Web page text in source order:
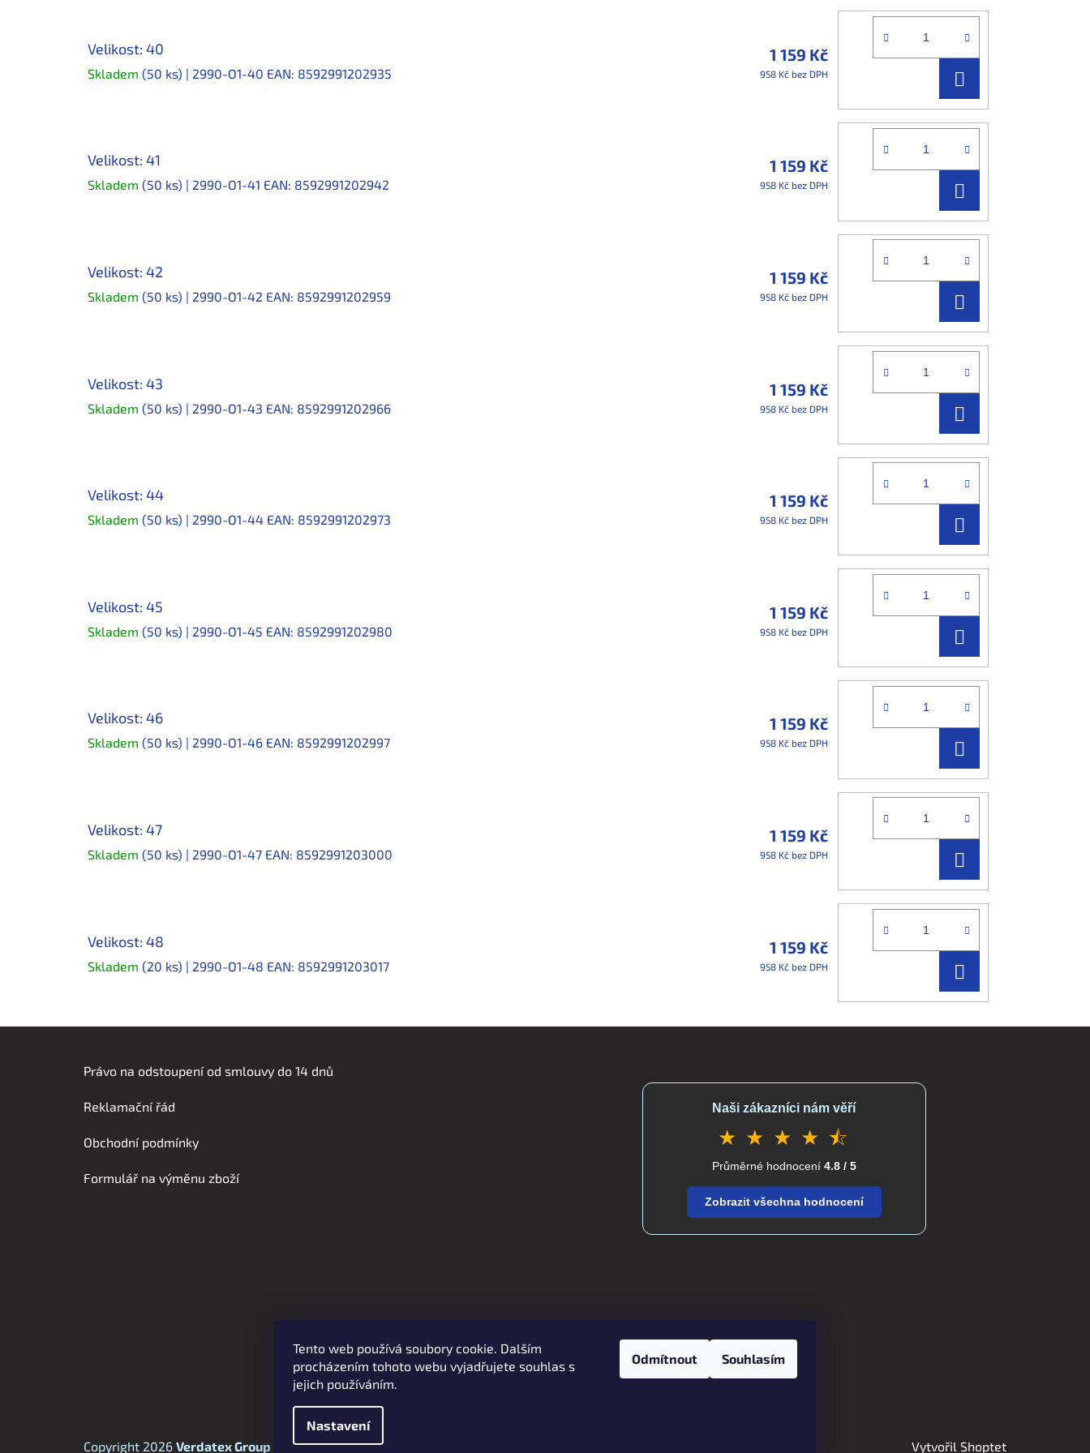
Tento web používá soubory cookie. Dalším
procházením tohoto webu vyjadřujete souhlas s
jejich používáním.
Nastavení
Odmítnout Souhlasím
Velikost: 40
Skladem (50 ks) | 2990-O1-40 EAN: 8592991202935
1 159 Kč
958 Kč bez DPH
KOŠÍKU
Velikost: 41
Skladem (50 ks) | 2990-O1-41 EAN: 8592991202942
1 159 Kč
958 Kč bez DPH
KOŠÍKU
Velikost: 42
Skladem (50 ks) | 2990-O1-42 EAN: 8592991202959
1 159 Kč
958 Kč bez DPH
KOŠÍKU
Velikost: 43
Skladem (50 ks) | 2990-O1-43 EAN: 8592991202966
1 159 Kč
958 Kč bez DPH
KOŠÍKU
Velikost: 44
Skladem (50 ks) | 2990-O1-44 EAN: 8592991202973
1 159 Kč
958 Kč bez DPH
KOŠÍKU
Velikost: 45
Skladem (50 ks) | 2990-O1-45 EAN: 8592991202980
1 159 Kč
958 Kč bez DPH
KOŠÍKU
Velikost: 46
Skladem (50 ks) | 2990-O1-46 EAN: 8592991202997
1 159 Kč
958 Kč bez DPH
KOŠÍKU
Velikost: 47
Skladem (50 ks) | 2990-O1-47 EAN: 8592991203000
1 159 Kč
958 Kč bez DPH
KOŠÍKU
Velikost: 48
Skladem (20 ks) | 2990-O1-48 EAN: 8592991203017
1 159 Kč
958 Kč bez DPH
KOŠÍKU
Právo na odstoupení od smlouvy do 14 dnů
Reklamační řád
Obchodní podmínky
Formulář na výměnu zboží
Naši zákazníci nám věří
★ ★ ★ ★ ⯪
Průměrné hodnocení 4.8 / 5
Zobrazit všechna hodnocení
Zboží.cz Heureka.cz verdatex.cz
Vytvořil Shoptet
Copyright 2026 Verdatex Group s.r.o.. Všechna práva vyhrazena.